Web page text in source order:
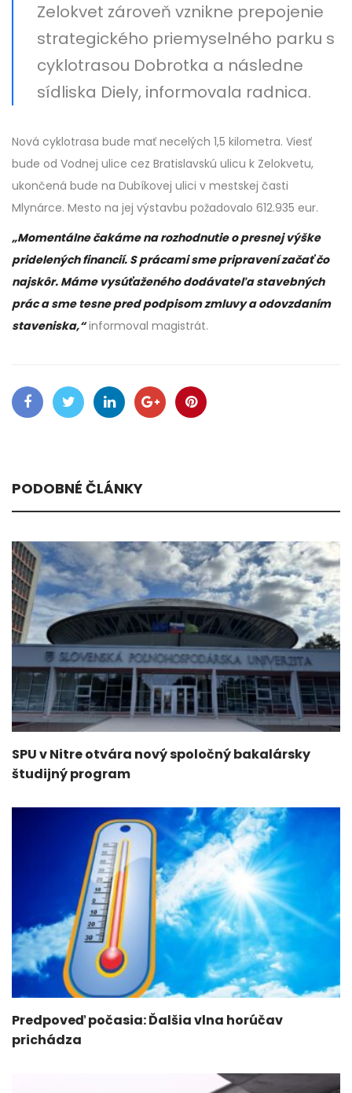
Zelokvet zároveň vznikne prepojenie
strategického priemyselného parku s
cyklotrasou Dobrotka a následne
sídliska Diely, informovala radnica.
Nová cyklotrasa bude mať necelých 1,5 kilometra. Viesť
bude od Vodnej ulice cez Bratislavskú ulicu k Zelokvetu,
ukončená bude na Dubíkovej ulici v mestskej časti
Mlynárce. Mesto na jej výstavbu požadovalo 612.935 eur.
„Momentálne čakáme na rozhodnutie o presnej výške
pridelených financií. S prácami sme pripravení začať čo
najskôr. Máme vysúťaženého dodávateľa stavebných
prác a sme tesne pred podpisom zmluvy a odovzdaním
staveniska,“informoval magistrát.
PODOBNÉ ČLÁNKY
SPU v Nitre otvára nový spoločný bakalársky
študijný program
Predpoveď počasia: Ďalšia vlna horúčav
prichádza